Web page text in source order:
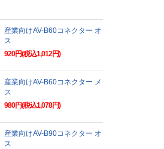
産業向けAV-B60コネクター オ
ス
920円(税込1,012円)
産業向けAV-B60コネクター メ
ス
980円(税込1,078円)
産業向けAV-B90コネクター オ
ス